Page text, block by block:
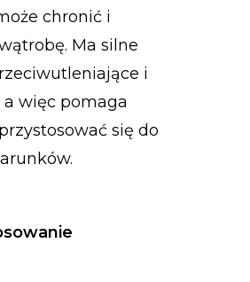
chronić i
Ma silne
i
więc pomaga
się do